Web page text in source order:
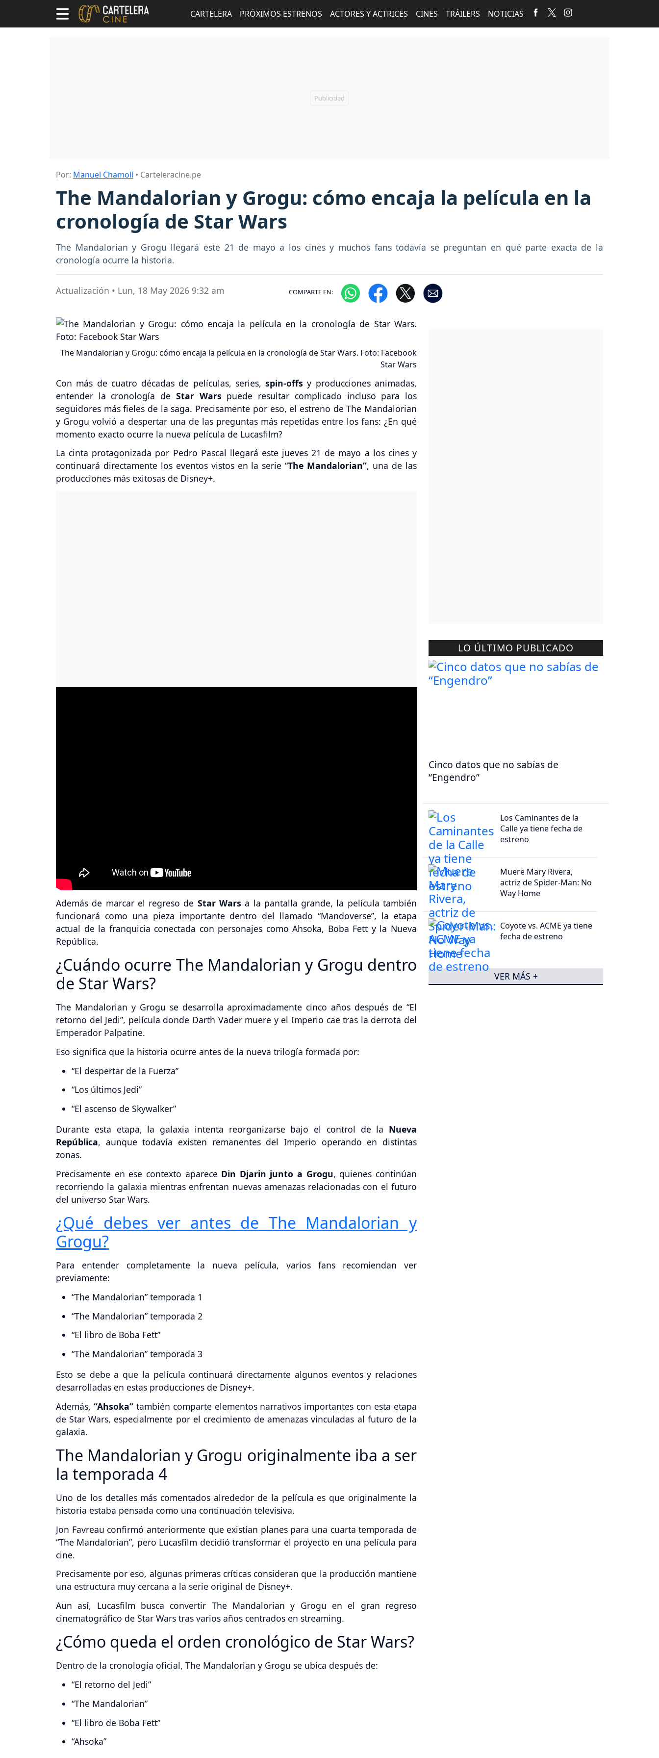
CARTELERA PRÓXIMOS ESTRENOS ACTORES Y ACTRICES CINES TRÁILERS NOTICIAS
Por: Manuel Chamolí• Carteleracine.pe
The Mandalorian y Grogu: cómo encaja la película en la
cronología de Star Wars
The Mandalorian y Grogu llegará este 21 de mayo a los cines y muchos fans todavía se preguntan en qué parte exacta de la
cronología ocurre la historia.
Actualización • Lun, 18 May 2026 9:32 am COMPARTE EN:
The Mandalorian y Grogu: cómo encaja la película en la cronología de Star Wars. Foto: Facebook
Star Wars
Con más de cuatro décadas de películas, series,spin-offs y producciones animadas,
entender la cronología de Star Wars puede resultar complicado incluso para los
seguidores más fieles de la saga. Precisamente por eso, el estreno de The Mandalorian
y Grogu volvió a despertar una de las preguntas más repetidas entre los fans: ¿En qué
momento exacto ocurre la nueva película de Lucasfilm?
La cinta protagonizada por Pedro Pascal llegará este jueves 21 de mayo a los cines y
continuará directamente los eventos vistos en la serie “The Mandalorian”, una de las
producciones más exitosas de Disney+.
Además de marcar el regreso de Star Wars a la pantalla grande, la película también
funcionará como una pieza importante dentro del llamado “Mandoverse”, la etapa
actual de la franquicia conectada con personajes como Ahsoka, Boba Fett y la Nueva
República.
¿Cuándo ocurre The Mandalorian y Grogu dentro
de Star Wars?
The Mandalorian y Grogu se desarrolla aproximadamente cinco años después de “El
retorno del Jedi”, película donde Darth Vader muere y el Imperio cae tras la derrota del
Emperador Palpatine.
Eso significa que la historia ocurre antes de la nueva trilogía formada por:
“El despertar de la Fuerza”
“Los últimos Jedi”
“El ascenso de Skywalker”
Durante esta etapa, la galaxia intenta reorganizarse bajo el control de la Nueva
República, aunque todavía existen remanentes del Imperio operando en distintas
zonas.
Precisamente en ese contexto aparece Din Djarin junto a Grogu, quienes continúan
recorriendo la galaxia mientras enfrentan nuevas amenazas relacionadas con el futuro
del universo Star Wars.
¿Qué debes ver antes de The Mandalorian y
Grogu?
Para entender completamente la nueva película, varios fans recomiendan ver
previamente:
“The Mandalorian” temporada 1
“The Mandalorian” temporada 2
“El libro de Boba Fett”
“The Mandalorian” temporada 3
Esto se debe a que la película continuará directamente algunos eventos y relaciones
desarrolladas en estas producciones de Disney+.
Además, “Ahsoka” también comparte elementos narrativos importantes con esta etapa
de Star Wars, especialmente por el crecimiento de amenazas vinculadas al futuro de la
galaxia.
The Mandalorian y Grogu originalmente iba a ser
la temporada 4
Uno de los detalles más comentados alrededor de la película es que originalmente la
historia estaba pensada como una continuación televisiva.
Jon Favreau confirmó anteriormente que existían planes para una cuarta temporada de
“The Mandalorian”, pero Lucasfilm decidió transformar el proyecto en una película para
cine.
Precisamente por eso, algunas primeras críticas consideran que la producción mantiene
una estructura muy cercana a la serie original de Disney+.
Aun así, Lucasfilm busca convertir The Mandalorian y Grogu en el gran regreso
cinematográfico de Star Wars tras varios años centrados en streaming.
¿Cómo queda el orden cronológico de Star Wars?
Dentro de la cronología oficial, The Mandalorian y Grogu se ubica después de:
“El retorno del Jedi”
“The Mandalorian”
“El libro de Boba Fett”
“Ahsoka”
LO ÚLTIMO PUBLICADO
Cinco datos que no sabías de
“Engendro”
Los Caminantes de la
Calle ya tiene fecha de
estreno
Muere Mary Rivera,
actriz de Spider-Man: No
Way Home
Coyote vs. ACME ya tiene
fecha de estreno
VER MÁS +